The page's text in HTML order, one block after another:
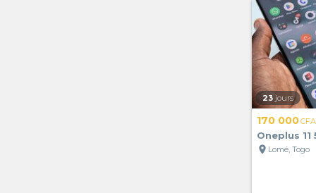
23 jours
170 000CFA
Oneplus 11
location_on Lomé, Togo